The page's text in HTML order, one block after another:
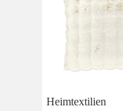
Heimtextilien